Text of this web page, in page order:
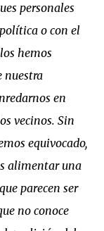
personales
o con el
hemos
nuestra
en
vecinos. Sin
equivocado,
alimentar una
parecen ser
no conoce